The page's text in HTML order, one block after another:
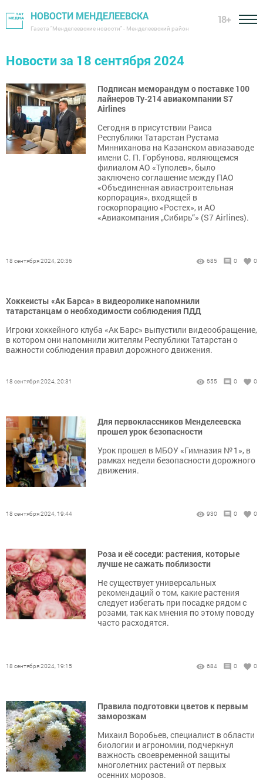
НОВОСТИ МЕНДЕЛЕЕВСКА
Газета "Менделеевские новости" - Менделеевский район
18+
Новости за 18 сентября 2024
Подписан меморандум о поставке 100
лайнеров Ту-214 авиакомпании S7
Airlines
Сегодня в присутствии Раиса
Республики Татарстан Рустама
Минниханова на Казанском авиазаводе
имени С. П. Горбунова, являющемся
филиалом АО «Туполев», было
заключено соглашение между ПАО
«Объединенная авиастроительная
корпорация», входящей в
госкорпорацию «Ростех», и АО
«Авиакомпания „Сибирь“» (S7 Airlines).
18 сентября 2024, 20:36 685 0 0
Хоккеисты «Ак Барса» в видеоролике напомнили
татарстанцам о необходимости соблюдения ПДД
Игроки хоккейного клуба «Ак Барс» выпустили видеообращение,
в котором они напомнили жителям Республики Татарстан о
важности соблюдения правил дорожного движения.
18 сентября 2024, 20:31 555 0 0
Для первоклассников Менделеевска
прошел урок безопасности
Урок прошел в МБОУ «Гимназия № 1», в
рамках недели безопасности дорожного
движения.
18 сентября 2024, 19:44 930 0 0
Роза и её соседи: растения, которые
лучше не сажать поблизости
Не существует универсальных
рекомендаций о том, какие растения
следует избегать при посадке рядом с
розами, так как мнения по этому поводу
часто расходятся.
18 сентября 2024, 19:15 684 0 0
Правила подготовки цветов к первым
заморозкам
Михаил Воробьев, специалист в области
биологии и агрономии, подчеркнул
важность своевременной защиты
многолетних растений от первых
осенних морозов.